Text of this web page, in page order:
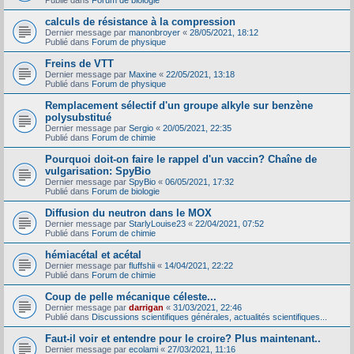
calculs de résistance à la compression
Dernier message par manonbroyer « 28/05/2021, 18:12
Publié dans Forum de physique
Freins de VTT
Dernier message par Maxine « 22/05/2021, 13:18
Publié dans Forum de physique
Remplacement sélectif d'un groupe alkyle sur benzène
polysubstitué
Dernier message par Sergio « 20/05/2021, 22:35
Publié dans Forum de chimie
Pourquoi doit-on faire le rappel d'un vaccin? Chaîne de
vulgarisation: SpyBio
Dernier message par SpyBio « 06/05/2021, 17:32
Publié dans Forum de biologie
Diffusion du neutron dans le MOX
Dernier message par StarlyLouise23 « 22/04/2021, 07:52
Publié dans Forum de chimie
hémiacétal et acétal
Dernier message par fluffshii « 14/04/2021, 22:22
Publié dans Forum de chimie
Coup de pelle mécanique céleste...
Dernier message par darrigan « 31/03/2021, 22:46
Publié dans Discussions scientifiques générales, actualités scientifiques...
Faut-il voir et entendre pour le croire? Plus maintenant..
Dernier message par ecolami « 27/03/2021, 11:16